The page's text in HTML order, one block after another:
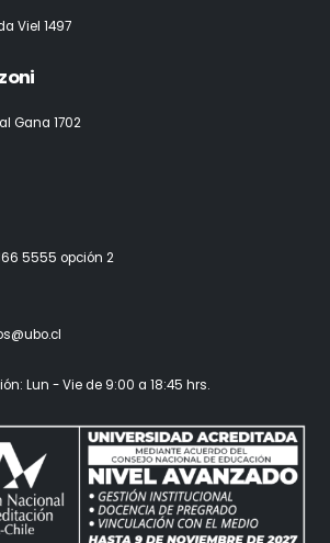
Viel 1497
Gana 1702
5555 opción 2
Lun - Vie de 9:00 a 18:45 hrs.